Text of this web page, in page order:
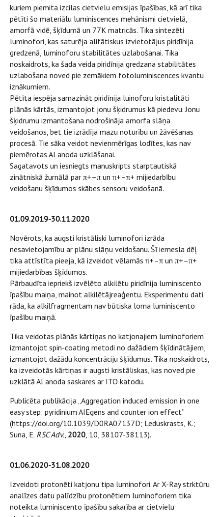
kuriem piemita izcilas cietvielu emisijas īpašības, kā arī tika
pētīti šo materiālu luminiscences mehānismi cietvielā,
amorfā vidē, šķīdumā un 77K matricās. Tika sintezēti
luminofori, kas saturēja alifātiskus izvietotājus piridīnija
gredzenā, luminoforu stabilitātes uzlabošanai. Tika
noskaidrots, ka šada veida piridīnija gredzana stabilitātes
uzlabošana noved pie zemākiem fotoluminiscences kvantu
iznākumiem.
Pētīta iespēja samazināt piridīnija luinoforu kristalitāti
plānās kārtās, izmantojot jonu šķidrumus kā piedevu. Jonu
šķidrumu izmantošana nodrošināja amorfa slāņa
veidošanos, bet tie izrādīja mazu noturību un žāvēšanas
procesā. Tie sāka veidot nevienmērīgas lodītes, kas nav
piemērotas Al anoda uzklāšanai.
Sagatavots un iesniegts manuskripts starptautiskā
zinātniskā žurnālā par π+–π un π+–π+ mijiedarbību
veidošanu šķīdumos skābes sensoru veidošanā.
01.09.2019-30.11.2020
Novērots, ka augsti kristāliski luminofori izrāda
nesavietojamību ar plānu slāņu veidošanu. Šī iemesla dēļ
tika attīstīta pieeja, kā izveidot vēlamās π+–π un π+–π+
mijiedarbības šķīdumos.
Pārbaudīta iepriekš izvēlēto alkilētu piridīnija luminiscento
īpašību maiņa, mainot alkilētājreaģentu. Eksperimentu dati
rāda, ka alkilfragmentam nav būtiska loma luminiscento
īpašību maiņā.
Tika veidotas plānās kārtiņas no katjonajiem luminoforiem
izmantojot spin-coating metodi no dažādiem šķīdinātājiem,
izmantojot dažādu koncentrāciju šķīdumus. Tika noskaidrots,
ka izveidotās kārtiņas ir augsti kristāliskas, kas noved pie
uzklātā Al anoda saskares ar ITO katodu.
Publicēta publikācija „Aggregation induced emission in one
easy step: pyridinium AIEgens and counter ion effect”
(https://doi.org/10.1039/D0RA07137D; Leduskrasts, K.;
Suna, E. RSC Adv., 2020, 10, 38107-38113).
01.06.2020-31.08.2020
Izveidoti protonēti katjonu tipa luminofori. Ar X-Ray strktūru
analīzes datu palīdzību protonētiem luminoforiem tika
noteikta luminiscento īpašību sakarība ar cietvielu